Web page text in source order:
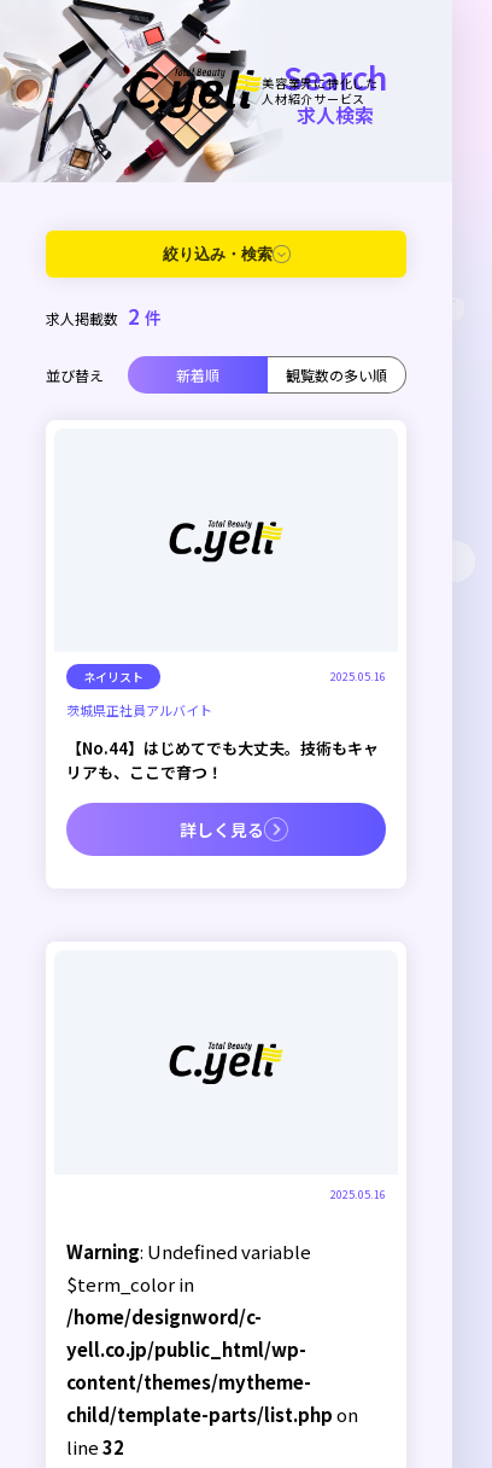
美容業界に特化した
人材紹介サービス
Search
求人検索
絞り込み・検索
求人掲載数 2 件
並び替え 新着順 観覧数の多い順
2025.05.16
ネイリスト
茨城県正社員アルバイト
【No.44】はじめてでも大丈夫。技術もキャ
リアも、ここで育つ！
詳しく見る
2025.05.16
Warning: Undefined variable
$term_color in
/home/designword/c-
yell.co.jp/public_html/wp-
content/themes/mytheme-
child/template-parts/list.phpon
line32